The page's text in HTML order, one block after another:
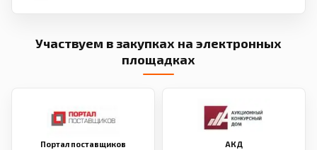
Участвуем в закупках на электронных
площадках
Портал поставщиков АКД